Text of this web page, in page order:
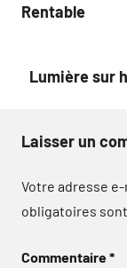
l’article
Rentable
Lumière sur
Laisser un
Votre adresse e-
obligatoires
Commentaire*